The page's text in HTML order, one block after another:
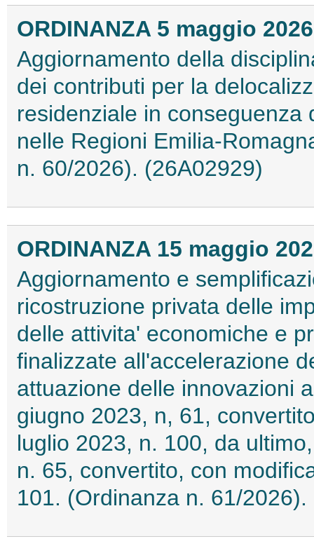
ORDINANZA 5 maggio 2026
Aggiornamento della
dei contributi per la
residenziale in conseguenza
nelle Regioni Emilia-
n. 60/2026). (26A02929)
ORDINANZA 15 maggio
Aggiornamento e
ricostruzione privata delle
delle attivita' economiche e
finalizzate all'accelerazione
attuazione delle innovazioni
giugno 2023, n, 61,
luglio 2023, n. 100, da
n. 65, convertito, con
101. (Ordinanza n. 61/